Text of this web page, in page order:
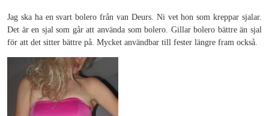
Jag ska ha en svart bolero från van Deurs. Ni vet hon som kreppar sjalar.
Det är en sjal som går att använda som bolero. Gillar bolero bättre än sjal
för att det sitter bättre på. Mycket användbar till fester längre fram också.